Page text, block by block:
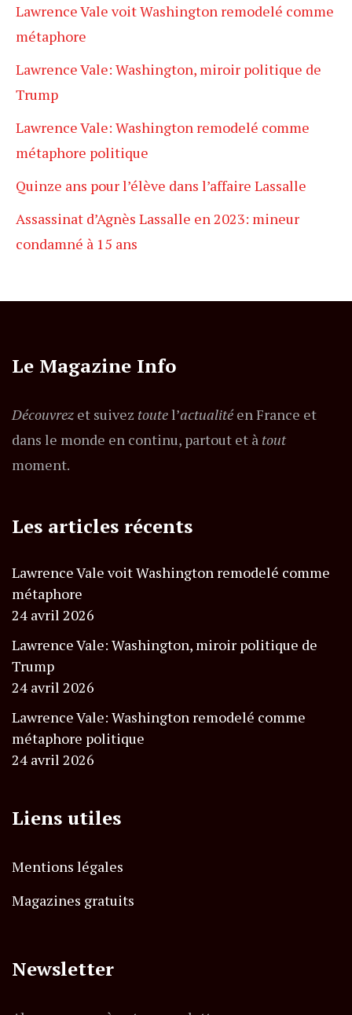
Lawrence Vale voit Washington remodelé comme
métaphore
Lawrence Vale: Washington, miroir politique de
Trump
Lawrence Vale: Washington remodelé comme
métaphore politique
Quinze ans pour l’élève dans l’affaire Lassalle
Assassinat d’Agnès Lassalle en 2023: mineur
condamné à 15 ans
Le Magazine Info
Découvrez et suivez toutel’actualitéen France et
dans le monde en continu, partout et à tout
moment.
Les articles récents
Lawrence Vale voit Washington remodelé comme
métaphore
24 avril 2026
Lawrence Vale: Washington, miroir politique de
Trump
24 avril 2026
Lawrence Vale: Washington remodelé comme
métaphore politique
24 avril 2026
Liens utiles
Mentions légales
Magazines gratuits
Newsletter